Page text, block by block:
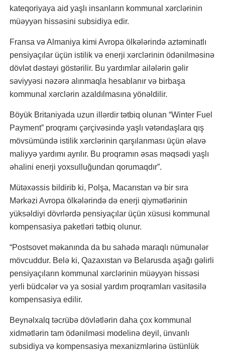
kateqoriyaya aid yaşlı insanların kommunal xərclərinin
müəyyən hissəsini subsidiya edir.
Fransa və Almaniya kimi Avropa ölkələrində aztəminatlı
pensiyaçılar üçün istilik və enerji xərclərinin ödənilməsinə
dövlət dəstəyi göstərilir. Bu yardımlar ailələrin gəlir
səviyyəsi nəzərə alınmaqla hesablanır və birbaşa
kommunal xərclərin azaldılmasına yönəldilir.
Böyük Britaniyada uzun illərdir tətbiq olunan “Winter Fuel
Payment” proqramı çərçivəsində yaşlı vətəndaşlara qış
mövsümündə istilik xərclərinin qarşılanması üçün əlavə
maliyyə yardımı ayrılır. Bu proqramın əsas məqsədi yaşlı
əhalini enerji yoxsulluğundan qorumaqdır”.
Mütəxəssis bildirib ki, Polşa, Macarıstan və bir sıra
Mərkəzi Avropa ölkələrində də enerji qiymətlərinin
yüksəldiyi dövrlərdə pensiyaçılar üçün xüsusi kommunal
kompensasiya paketləri tətbiq olunur.
“Postsovet məkanında da bu sahədə maraqlı nümunələr
mövcuddur. Belə ki, Qazaxıstan və Belarusda aşağı gəlirli
pensiyaçıların kommunal xərclərinin müəyyən hissəsi
yerli büdcələr və ya sosial yardım proqramları vasitəsilə
kompensasiya edilir.
Beynəlxalq təcrübə dövlətlərin daha çox kommunal
xidmətlərin tam ödənilməsi modelinə deyil, ünvanlı
subsidiya və kompensasiya mexanizmlərinə üstünlük